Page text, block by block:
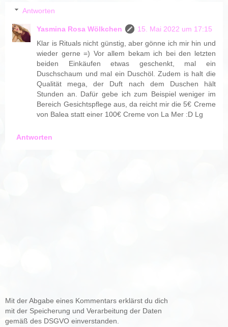
Antworten
Yasmina Rosa Wölkchen
15. Mai 2022 um 17:15
Klar is Rituals nicht günstig, aber gönne ich mir hin und
wieder gerne =) Vor allem bekam ich bei den letzten
beiden Einkäufen etwas geschenkt, mal ein
Duschschaum und mal ein Duschöl. Zudem is halt die
Qualität mega, der Duft nach dem Duschen hält
Stunden an. Dafür gebe ich zum Beispiel weniger im
Bereich Gesichtspflege aus, da reicht mir die 5€ Creme
von Balea statt einer 100€ Creme von La Mer :D Lg
Antworten
Mit der Abgabe eines Kommentars erklärst du dich
mit der Speicherung und Verarbeitung der Daten
gemäß des DSGVO einverstanden.